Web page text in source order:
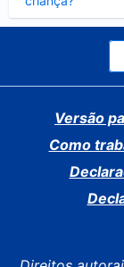
Versão
Como